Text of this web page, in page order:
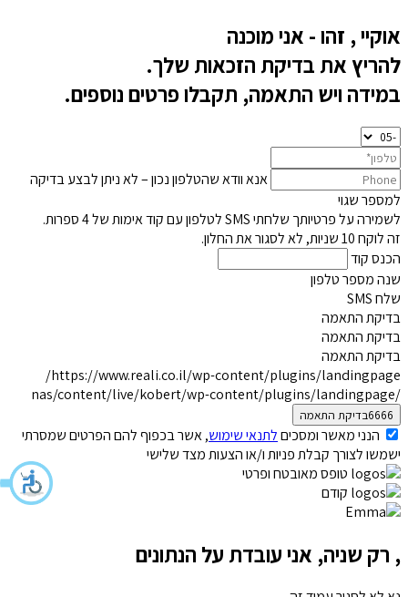
אוקיי, זהו - אני מוכנה
להריץ את בדיקת הזכאות שלך.
במידה ויש התאמה, תקבלו פרטים נוספים.
אנא וודא שהטלפון נכון – לא ניתן לבצע בדיקה
למספר שגוי
לשמירה על פרטיותך שלחתי SMS לטלפון
עם קוד אימות של 4 ספרות.
זה לוקח 10 שניות, לא לסגור את החלון.
הכנס קוד
שנה מספר טלפון
שלח SMS
בדיקת התאמה
בדיקת התאמה
בדיקת התאמה
https://www.reali.co.il/wp-content/plugins/landingpage/
/nas/content/live/kobert/wp-content/plugins/landingpage
הנני מאשר ומסכיםלתנאי שימוש, אשר בכפוף להם הפרטים שמסרתי
ישמשו לצורך קבלת פניות ו/או הצעות מצד שלישי
טופס מאובטח ופרטי
קודם
, רק שניה, אני עובדת על הנתונים